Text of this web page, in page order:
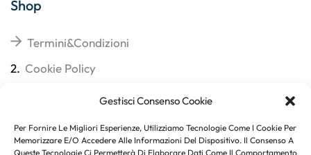
Gestisci Consenso Cookie
Per Fornire Le Migliori Esperienze, Utilizziamo Tecnologie Come I Cookie Per
Memorizzare E/o Accedere Alle Informazioni Del Dispositivo. Il Consenso A
Queste Tecnologie Ci Permetterà Di Elaborare Dati Come Il Comportamento
Shop
Termini&Condizioni
2. Cookie Policy